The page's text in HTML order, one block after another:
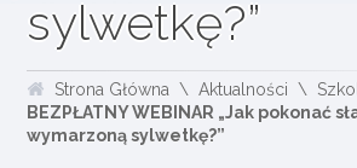
sylwetkę?”
Strona Główna Aktualności
BEZPŁATNY WEBINAR „Jak pokonać
wymarzoną sylwetkę?”